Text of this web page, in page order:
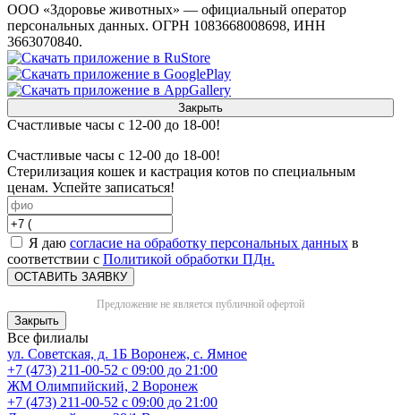
ООО «Здоровье животных» — официальный оператор
персональных данных. ОГРН 1083668008698, ИНН
3663070840.
Закрыть
Счастливые часы с 12-00 до 18-00!
Счастливые часы с 12-00 до 18-00!
Стерилизация кошек и кастрация котов по специальным
ценам. Успейте записаться!
Я даю согласие на обработку персональных данных в
соответствии с Политикой обработки ПДн.
ОСТАВИТЬ ЗАЯВКУ
Предложение не является публичной офертой
Закрыть
Все филиалы
ул. Советская, д. 1Б Воронеж, с. Ямное
+7 (473) 211-00-52 с 09:00 до 21:00
ЖМ Олимпийский, 2 Воронеж
+7 (473) 211-00-52 с 09:00 до 21:00